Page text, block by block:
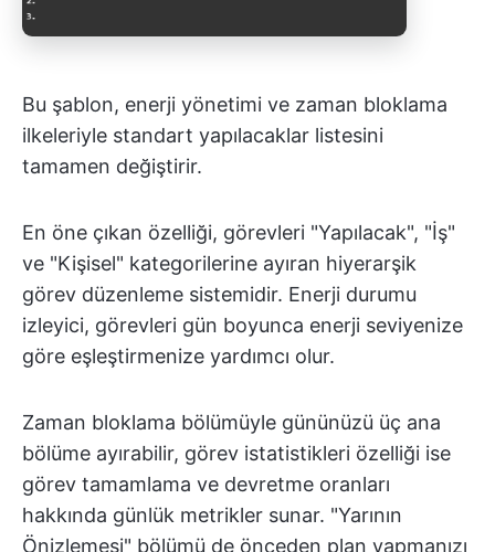
Bu şablon, enerji yönetimi ve zaman bloklama
ilkeleriyle standart yapılacaklar listesini
tamamen değiştirir.
En öne çıkan özelliği, görevleri "Yapılacak", "İş"
ve "Kişisel" kategorilerine ayıran hiyerarşik
görev düzenleme sistemidir. Enerji durumu
izleyici, görevleri gün boyunca enerji seviyenize
göre eşleştirmenize yardımcı olur.
Zaman bloklama bölümüyle gününüzü üç ana
bölüme ayırabilir, görev istatistikleri özelliği ise
görev tamamlama ve devretme oranları
hakkında günlük metrikler sunar. "Yarının
Önizlemesi" bölümü de önceden plan yapmanızı